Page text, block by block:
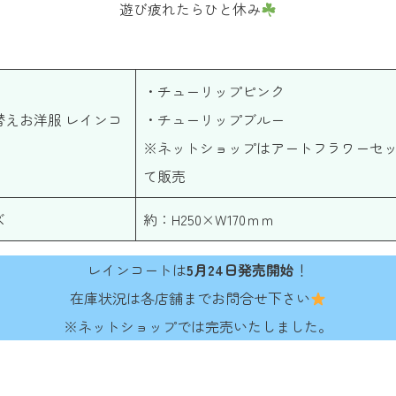
遊び疲れたらひと休み
えお洋服 レインコ
・チューリップピンク
・チューリップブルー
※ネットショップはアートフラワーセ
て販売
約：H250×W170ｍｍ
レインコートは5月24日発売開始 ！
在庫状況は各店舗までお問合せ下さい
※ネットショップでは完売いたしました。